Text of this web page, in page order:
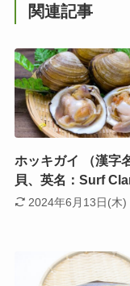
関連記事
ホッキガイ （漢字
貝、英名：Surf
2024年6月13日(木)